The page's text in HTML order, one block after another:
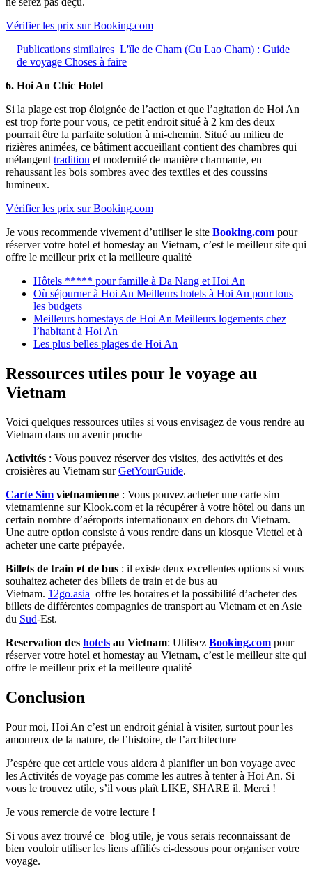
Vérifier les prix sur Booking.com
Publications similaires L'île de Cham (Cu Lao Cham) : Guide
de voyage Choses à faire
6. Hoi An Chic Hotel
Si la plage est trop éloignée de l’action et que l’agitation de Hoi An
est trop forte pour vous, ce petit endroit situé à 2 km des deux
pourrait être la parfaite solution à mi-chemin. Situé au milieu de
rizières animées, ce bâtiment accueillant contient des chambres qui
mélangenttradition et modernité de manière charmante, en
rehaussant les bois sombres avec des textiles et des coussins
lumineux.
Vérifier les prix sur Booking.com
Je vous recommende vivement d’utiliser le site Booking.com pour
réserver votre hotel et homestay au Vietnam, c’est le meilleur site qui
offre le meilleur prix et la meilleure qualité
Hôtels ***** pour famille à Da Nang et Hoi An
Où séjourner à Hoi An Meilleurs hotels à Hoi An pour tous
les budgets
Meilleurs homestays de Hoi An Meilleurs logements chez
l’habitant à Hoi An
Les plus belles plages de Hoi An
Ressources utiles pour le voyage au
Vietnam
Voici quelques ressources utiles si vous envisagez de vous rendre au
Vietnam dans un avenir proche
Activités : Vous pouvez réserver des visites, des activités et des
croisières au Vietnam surGetYourGuide.
Carte Sim vietnamienne : Vous pouvez acheter une carte sim
vietnamienne sur Klook.com et la récupérer à votre hôtel ou dans un
certain nombre d’aéroports internationaux en dehors du Vietnam.
Une autre option consiste à vous rendre dans un kiosque Viettel et à
acheter une carte prépayée.
Billets de train et de bus : il existe deux excellentes options si vous
souhaitez acheter des billets de train et de bus au
Vietnam. 12go.asia offre les horaires et la possibilité d’acheter des
billets de différentes compagnies de transport au Vietnam et en Asie
du Sud-Est.
Reservation des hotels au Vietnam: Utilisez Booking.com pour
réserver votre hotel et homestay au Vietnam, c’est le meilleur site qui
offre le meilleur prix et la meilleure qualité
Conclusion
Pour moi, Hoi An c’est un endroit génial à visiter, surtout pour les
amoureux de la nature, de l’histoire, de l’architecture
J’espére que cet article vous aidera à planifier un bon voyage avec
les Activités de voyage pas comme les autres à tenter à Hoi An. Si
vous le trouvez utile, s’il vous plaît LIKE, SHARE il. Merci !
Je vous remercie de votre lecture !
Si vous avez trouvé ce blog utile, je vous serais reconnaissant de
bien vouloir utiliser les liens affiliés ci-dessous pour organiser votre
voyage.